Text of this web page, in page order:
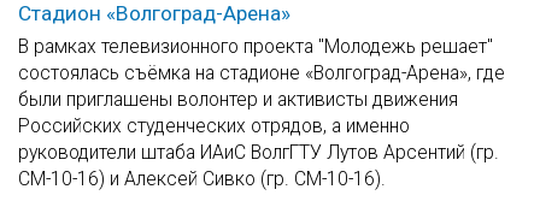
Стадион «Волгоград-Арена»
В рамках телевизионного проекта "Молодежь решает"
состоялась съёмка на стадионе «Волгоград-Арена», где
были приглашены волонтер и активисты движения
Российских студенческих отрядов, а именно
руководители штаба ИАиС ВолгГТУ Лутов Арсентий (гр.
СМ-10-16) и Алексей Сивко (гр. СМ-10-16).